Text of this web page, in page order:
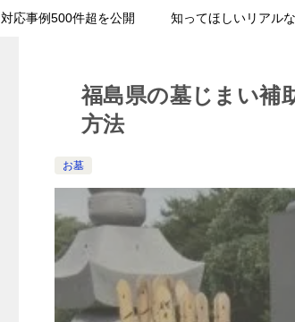
対応事例500件超を公開 知ってほしいリアル
福島県の墓じまい補
方法
お墓